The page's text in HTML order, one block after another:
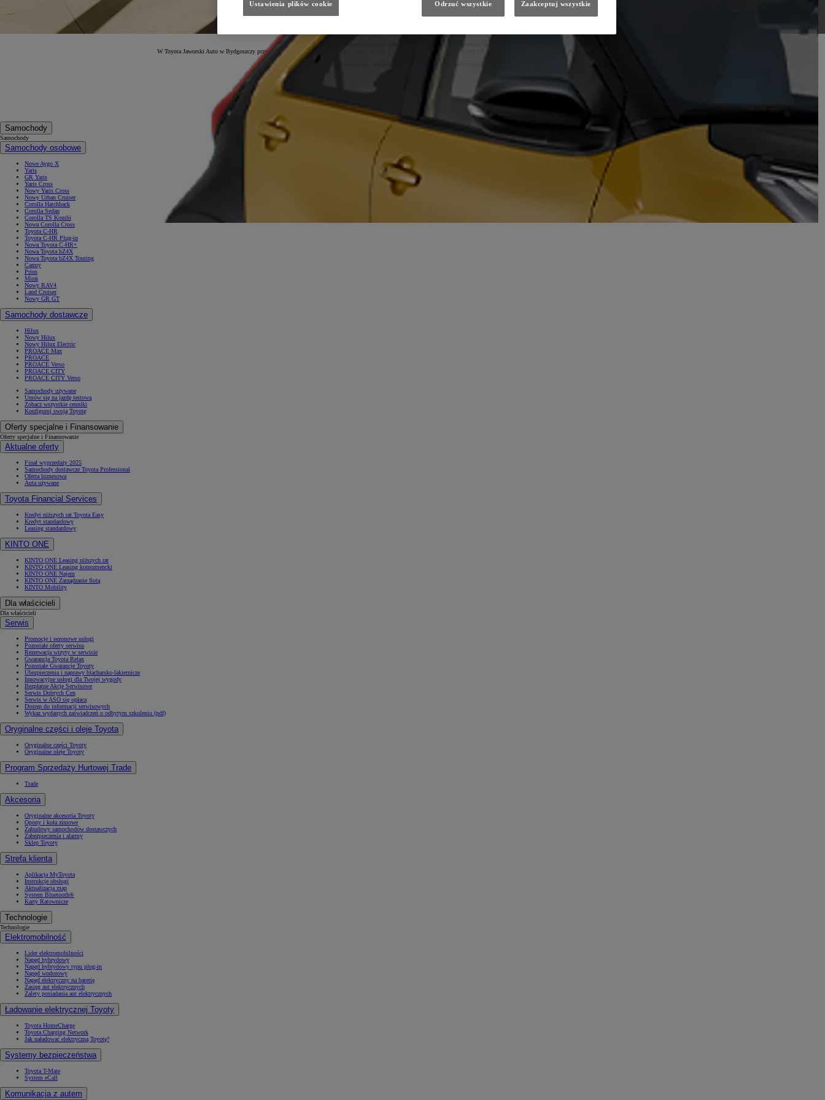
Od81 900 zł
Yaris Cross
HYBRID
Wybierasz hybrydę plug-in lub elektryka? Zyskujesz darmowe ładowanie!
W Toyota Jaworski Auto w Bydgoszczy przygotowaliśmy specjalną promocję – każdy klient, który zakupi samochód elektryczny lub plug-in hybrid, otrzyma
📩 Zapytaj doradcę w salonie o szczegóły oferty!
Samochody
Samochody
Samochody osobowe
Nowe Aygo X
Yaris
GR Yaris
Yaris Cross
Nowy Yaris Cross
Nowy Urban Cruiser
Corolla Hatchback
Corolla Sedan
Corolla TS Kombi
Nowa Corolla Cross
Toyota C-HR
Toyota C-HR Plug-in
Nowa Toyota C-HR+
Nowa Toyota bZ4X
Nowa Toyota bZ4X Touring
Camry
Prius
Mirai
Nowy RAV4
Land Cruiser
Nowy GR GT
Samochody dostawcze
Hilux
Nowy Hilux
Nowy Hilux Electric
PROACE Max
PROACE
PROACE Verso
PROACE CITY
PROACE CITY Verso
Samochody używane
Umów się na jazdę testową
Zobacz wszystkie cenniki
Konfiguruj swoją Toyotę
Oferty specjalne i Finansowanie
Oferty specjalne i Finansowanie
Aktualne oferty
Finał wyprzedaży 2025
Samochody dostawcze Toyota Professional
Oferta biznesowa
Auta używane
Toyota Financial Services
Kredyt niższych rat Toyota Easy
Kredyt standardowy
Leasing standardowy
KINTO ONE
KINTO ONE Leasing niższych rat
KINTO ONE Leasing konsumencki
KINTO ONE Najem
KINTO ONE Zarządzanie flotą
KINTO Mobility
Dla właścicieli
Dla właścicieli
Serwis
Promocje i sezonowe usługi
Pozostałe oferty serwisu
Rezerwacja wizyty w serwisie
Gwarancja Toyota Relax
Pozostałe Gwarancje Toyoty
Ubezpieczenia i naprawy blacharsko-lakiernicze
Innowacyjne usługi dla Twojej wygody
Bezpłatne Akcje Serwisowe
Serwis Dobrych Cen
Serwis w ASO się opłaca
Dostęp do informacji serwisowych
Wykaz wydanych zaświadczeń o odbytym szkoleniu (pdf)
Oryginalne części i oleje Toyota
Oryginalne części Toyoty
Oryginalne oleje Toyoty
Program Sprzedaży Hurtowej Trade
Trade
Akcesoria
Oryginalne akcesoria Toyoty
Opony i koła zimowe
Zabudowy samochodów dostawczych
Zabezpieczenia i alarmy
Sklep Toyoty
Strefa klienta
Aplikacja MyToyota
Instrukcje obsługi
Aktualizacja map
System Bluetooth®
Karty Ratownicze
Technologie
Technologie
Elektromobilność
Lider elektromobilności
Napęd hybrydowy
Napęd hybrydowy typu plug-in
Napęd wodorowy
Napęd elektryczny na baterię
Zasięg aut elektrycznych
Zalety posiadania aut elektrycznych
Ładowanie elektrycznej Toyoty
Toyota HomeCharge
Toyota Charging Network
Jak naładować elektryczną Toyotę?
Systemy bezpieczeństwa
Toyota T-Mate
System eCall
Komunikacja z autem
Odrzuć wszystkie Zaakceptuj wszystkie
Ustawienia plików cookie